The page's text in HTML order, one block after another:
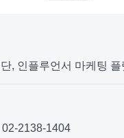
, 인플루언서 마케팅 플
02-2138-1404